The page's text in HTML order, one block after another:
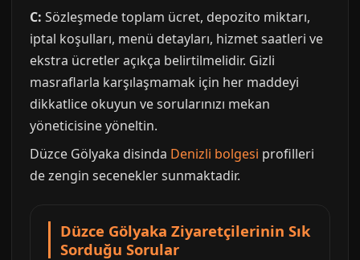
C: Sözleşmede toplam ücret, depozito miktarı,
iptal koşulları, menü detayları, hizmet saatleri ve
ekstra ücretler açıkça belirtilmelidir. Gizli
masraflarla karşılaşmamak için her maddeyi
dikkatlice okuyun ve sorularınızı mekan
yöneticisine yöneltin.
Düzce Gölyaka disinda Denizli bolgesi profilleri
de zengin secenekler sunmaktadir.
Düzce Gölyaka Ziyaretçilerinin Sık
Sorduğu Sorular